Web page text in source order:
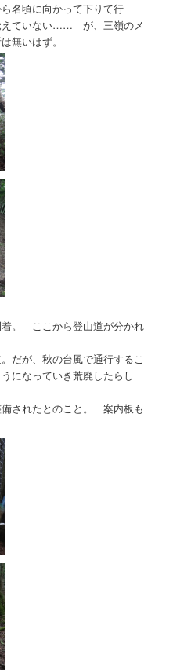
名頃に向かって下りて行
えていない…… が、三嶺のメ
無いはず。
着。 ここから登山道が分かれ
だが、秋の台風で通行するこ
になっていき荒廃したらし
されたとのこと。 案内板も